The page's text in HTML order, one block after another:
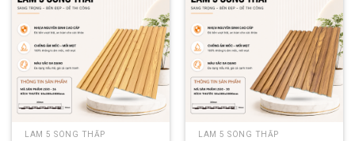
LAM 5 SÓNG THẤP LAM 5 SÓNG THẤP